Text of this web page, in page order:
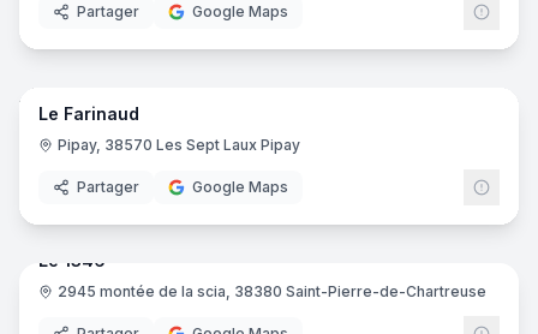
Partager Google Maps
12
Le Farinaud
Pipay, 38570 Les Sept Laux Pipay
Partager Google Maps
Le 1346
2945 montée de la scia, 38380 Saint-Pierre-de-Chartreuse